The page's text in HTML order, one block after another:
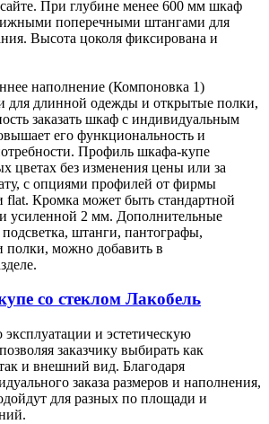
При глубине менее 600 мм шкаф
поперечными штангами для
Высота цоколя фиксирована и
наполнение (Компоновка 1)
для длинной одежды и открытые полки,
заказать шкаф с индивидуальным
его функциональность и
Профиль шкафа-купе
цветах без изменения цены или за
с опциями профилей от фирмы
Кромка может быть стандартной
усиленной 2 мм. Дополнительные
штанги, пантографы,
можно добавить в
со стеклом Лакобель
эксплуатации и эстетическую
заказчику выбирать как
и внешний вид. Благодаря
заказа размеров и наполнения,
для разных по площади и